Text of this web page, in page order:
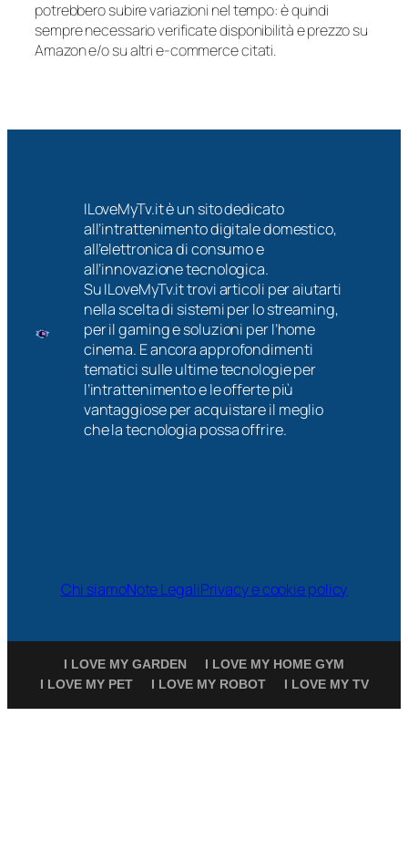
potrebbero subire variazioni nel tempo: è quindi
sempre necessario verificate disponibilità e prezzo su
Amazon e/o su altri e-commerce citati.
ILoveMyTv.it è un sito dedicato
all’intrattenimento digitale domestico,
all’elettronica di consumo e
all’innovazione tecnologica.
Su ILoveMyTv.it trovi articoli per aiutarti
nella scelta di sistemi per lo streaming,
per il gaming e soluzioni per l’home
cinema. E ancora approfondimenti
tematici sulle ultime tecnologie per
l’intrattenimento e le offerte più
vantaggiose per acquistare il meglio
che la tecnologia possa offrire.
Chi siamoNote LegaliPrivacy e cookie policy
I LOVE MY GARDEN
I LOVE MY HOME GYM
I LOVE MY PET
I LOVE MY ROBOT I LOVE MY TV